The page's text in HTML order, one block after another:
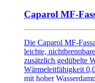
Caparol MF-
Die Caparol MF-
leichte,
zusätzlich gedübelte
Wärmeleitfähigkeit
mit hoher